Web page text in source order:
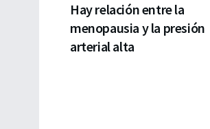
Hay relación entre la
menopausia y la presión
arterial alta